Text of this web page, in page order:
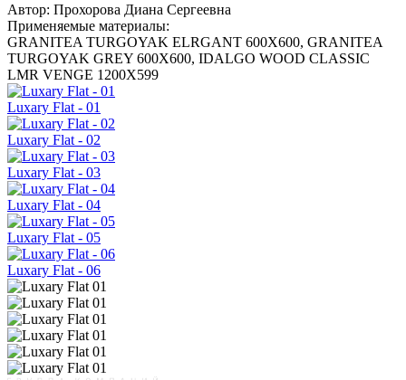
Автор: Прохорова Диана Сергеевна
Применяемые материалы:
GRANITEA TURGOYAK ELRGANT 600X600, GRANITEA
TURGOYAK GREY 600X600, IDALGO WOOD CLASSIC
LMR VENGE 1200X599
Luxary Flat - 01
Luxary Flat - 02
Luxary Flat - 03
Luxary Flat - 04
Luxary Flat - 05
Luxary Flat - 06